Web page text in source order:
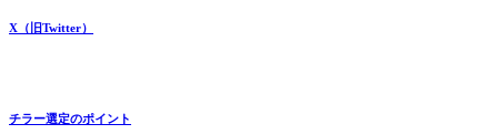
X（旧Twitter）
チラー選定のポイント